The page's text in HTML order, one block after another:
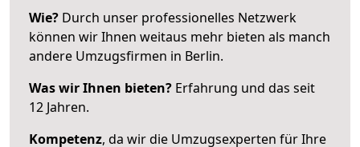
Wie? Durch unser professionelles Netzwerk
können wir Ihnen weitaus mehr bieten als manch
andere Umzugsfirmen in Berlin.
Was wir Ihnen bieten? Erfahrung und das seit
12 Jahren.
Kompetenz, da wir die Umzugsexperten für Ihre